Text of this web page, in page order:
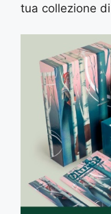
tua collezione